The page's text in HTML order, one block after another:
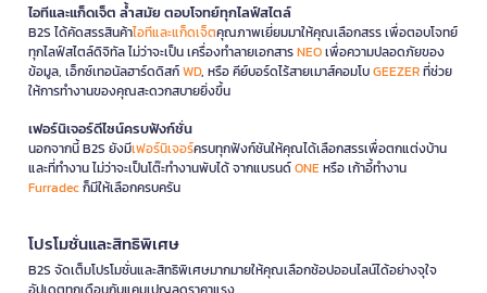
ไอทีและแก็ดเจ็ต ล้ำสมัย ตอบโจทย์ทุกไลฟ์สไตล์
B2S ได้คัดสรรสินค้าไอทีและแก็ดเจ็ตคุณภาพเยี่ยมมาให้คุณเลือกสรร เพื่อตอบโจทย์
ทุกไลฟ์สไตล์ดิจิทัล ไม่ว่าจะเป็น เครื่องทำลายเอกสารNEOเพื่อความปลอดภัยของ
ข้อมูล, เอ็กซ์เทอนัลฮาร์ดดิสก์WD, หรือ คีย์บอร์ดไร้สายเมาส์คอมโบGEEZERที่ช่วย
ให้การทำงานของคุณสะดวกสบายยิ่งขึ้น
เฟอร์นิเจอร์ดีไซน์ครบฟังก์ชั่น
นอกจากนี้ B2S ยังมีเฟอร์นิเจอร์ครบทุกฟังก์ชันให้คุณได้เลือกสรรเพื่อตกแต่งบ้าน
และที่ทำงาน ไม่ว่าจะเป็นโต๊ะทำงานพับได้ จากแบรนด์ONEหรือ เก้าอี้ทำงาน
Furradecก็มีให้เลือกครบครัน
โปรโมชั่นและสิทธิพิเศษ
B2S จัดเต็มโปรโมชั่นและสิทธิพิเศษมากมายให้คุณเลือกช้อปออนไลน์ได้อย่างจุใจ